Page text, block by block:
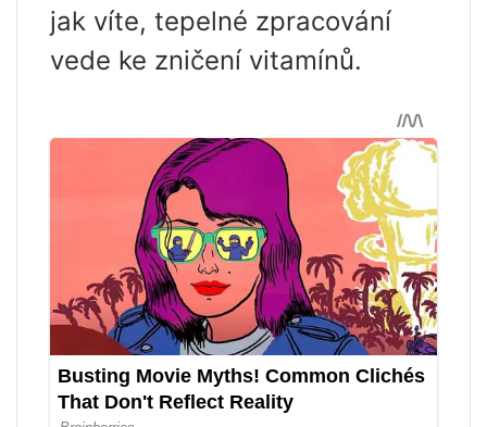
jak víte, tepelné zpracování
vede ke zničení vitamínů.